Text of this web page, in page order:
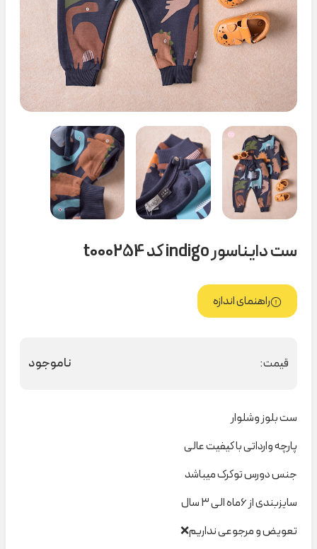
ست دایناسور indigo کد t000254
راهنمای اندازه
قیمت: ناموجود
ست بلوز وشلوار
پارچه وارداتی با کیفیت عالی
جنس دورس توکرک میباشد
سایزبندی از ۶ماه الی ۳ سال
تعویض و مرجوعی نداریم❌